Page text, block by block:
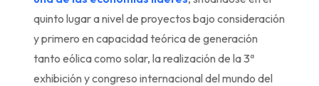
quinto lugar a nivel de proyectos bajo consideración
y primero en capacidad teórica de generación
tanto eólica como solar, la realización de la 3ª
exhibición y congreso internacional del mundo del